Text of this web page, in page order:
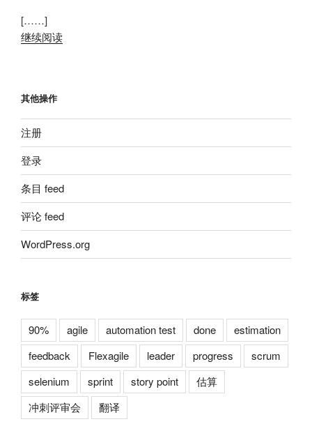
[……]
继续阅读
其他操作
注册
登录
条目 feed
评论 feed
WordPress.org
标签
90% agile automation test done
estimation
feedback
Flexagile leader progress
scrum
selenium
sprint story point
估算
冲刺评审会
翻译